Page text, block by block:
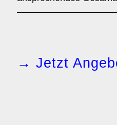
→ Jetzt